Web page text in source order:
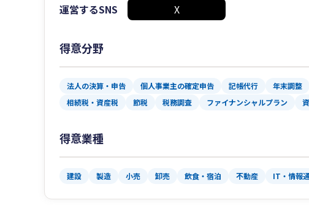
運営するSNS
X
得意分野
法人の決算・申告 個人事業主の確定申告 記帳代行 年末調整
相続税・資産税
節税 税務調査 ファイナンシャルプラン
得意業種
建設 製造 小売 卸売 飲食・宿泊 不動産 IT・情報